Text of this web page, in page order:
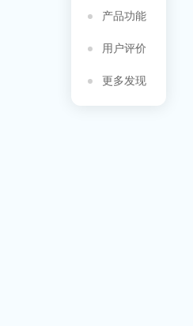
产品功能
用户评价
更多发现